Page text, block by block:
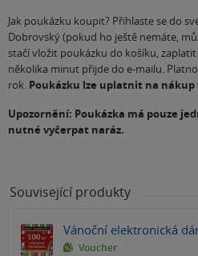
Jak poukázku koupit? Přihlaste se do
Dobrovský (pokud ho ještě nemáte,
stačí vložit poukázku do košíku,
několika minut přijde do e-mailu.
rok. Poukázku lze uplatnit na nákup
Upozornění: Poukázka má pouze
nutné vyčerpat naráz.
Související produkty
Vánoční elektronická
Voucher